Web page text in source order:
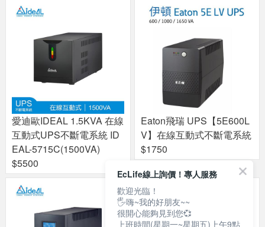
愛迪歐IDEAL 1.5KVA 在線
互動式UPS不斷電系統 ID
EAL-5715C(1500VA)
$5500
Eaton飛瑞 UPS【5E600L
V】在線互動式不斷電系統
$1750
EcLife線上詢價！專人服務
歡迎光臨！
🖐嗨~我的好朋友~~
很開心能夠見到您💞
上班時間(星期一~星期五)上午9點